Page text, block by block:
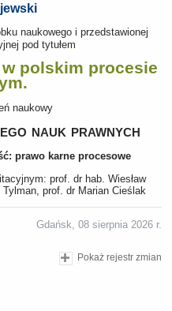
naukowego i przedstawionej
pod tytułem
polskim procesie
naukowy
nauk prawnych
prawo karne procesowe
prof. dr hab. Wiesław
prof. dr Marian Cieślak
Gdańsk, 08 sierpnia 2026 r.
Pokaż rejestr zmian